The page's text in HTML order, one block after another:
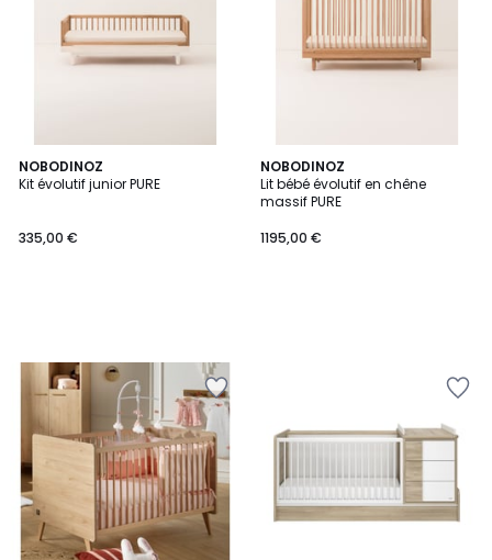
NOBODINOZ
Kit évolutif junior PURE
335,00 €
NOBODINOZ
Lit bébé évolutif en chêne
massif PURE
1195,00 €